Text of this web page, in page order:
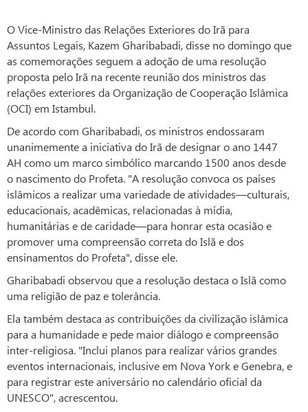
O Vice-Ministro das Relações Exteriores do Irã para
Assuntos Legais, Kazem Gharibabadi, disse no domingo que
as comemorações seguem a adoção de uma resolução
proposta pelo Irã na recente reunião dos ministros das
relações exteriores da Organização de Cooperação Islâmica
(OCI) em Istambul.
De acordo com Gharibabadi, os ministros endossaram
unanimemente a iniciativa do Irã de designar o ano 1447
AH como um marco simbólico marcando 1500 anos desde
o nascimento do Profeta. "A resolução convoca os países
islâmicos a realizar uma variedade de atividades—culturais,
educacionais, acadêmicas, relacionadas à mídia,
humanitárias e de caridade—para honrar esta ocasião e
promover uma compreensão correta do Islã e dos
ensinamentos do Profeta", disse ele.
Gharibabadi observou que a resolução destaca o Islã como
uma religião de paz e tolerância.
Ela também destaca as contribuições da civilização islâmica
para a humanidade e pede maior diálogo e compreensão
inter-religiosa. "Inclui planos para realizar vários grandes
eventos internacionais, inclusive em Nova York e Genebra, e
para registrar este aniversário no calendário oficial da
UNESCO", acrescentou.